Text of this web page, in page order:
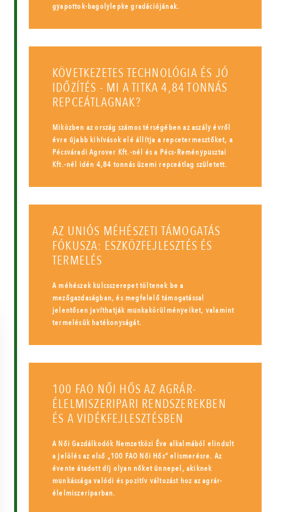
gyapottok-bagolylepke gradációjának.
KÖVETKEZETES TECHNOLÓGIA ÉS JÓ
IDŐZÍTÉS - MI A TITKA 4,84 TONNÁS
REPCEÁTLAGNAK?
Miközben az ország számos térségében az aszály évről
évre újabb kihívások elé állítja a repcetermesztőket, a
Pécsváradi Agrover Kft.-nél és a Pécs-Reménypusztai
Kft.-nél idén 4,84 tonnás üzemi repceátlag született.
AZ UNIÓS MÉHÉSZETI TÁMOGATÁS
FÓKUSZA: ESZKÖZFEJLESZTÉS ÉS
TERMELÉS
A méhészek kulcsszerepet töltenek be a
mezőgazdaságban, és megfelelő támogatással
jelentősen javíthatják munkakörülményeiket, valamint
termelésük hatékonyságát.
100 FAO NŐI HŐS AZ AGRÁR-
ÉLELMISZERIPARI RENDSZEREKBEN
ÉS A VIDÉKFEJLESZTÉSBEN
A Női Gazdálkodók Nemzetközi Éve alkalmából elindult
a jelölés az első „100 FAO Női Hős” elismerésre. Az
évente átadott díj olyan nőket ünnepel, akiknek
munkássága valódi és pozitív változást hoz az agrár-
élelmiszeriparban.